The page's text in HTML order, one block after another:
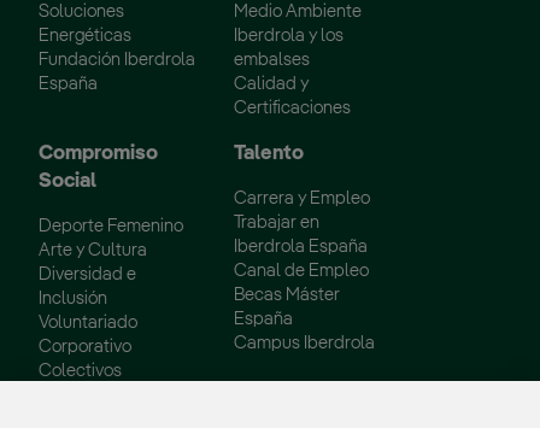
Soluciones
Energéticas
Fundación Iberdrola
España
Medio Ambiente
Iberdrola y los
embalses
Calidad y
Certificaciones
Compromiso
Social
Deporte Femenino
Arte y Cultura
Diversidad e
Inclusión
Voluntariado
Corporativo
Colectivos
Talento
Carrera y Empleo
Trabajar en
Iberdrola España
Canal de Empleo
Becas Máster
España
Campus Iberdrola